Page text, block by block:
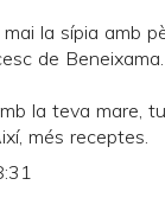
la sípia amb
de Beneixama.
la teva mare,
més receptes.